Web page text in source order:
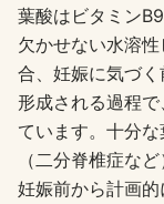
葉酸はビタミン
欠かせない水溶
合、妊娠に気づ
形成される過程
ています。十分
（二分脊椎症な
妊娠前から計画